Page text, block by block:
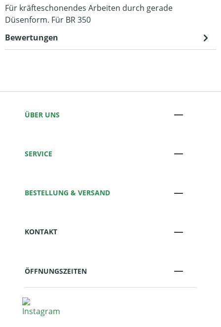
Für kräfteschonendes Arbeiten durch gerade
Düsenform. Für BR 350
Bewertungen
ÜBER UNS
SERVICE
BESTELLUNG & VERSAND
KONTAKT
ÖFFNUNGSZEITEN